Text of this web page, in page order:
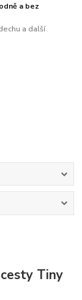
a bez
a další
Tiny